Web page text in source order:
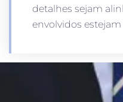
detalhes sejam
envolvidos